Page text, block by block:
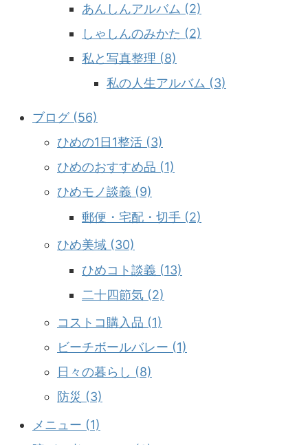
あんしんアルバム (2)
しゃしんのみかた (2)
私と写真整理 (8)
私の人生アルバム (3)
ブログ (56)
ひめの1日1整活 (3)
ひめのおすすめ品 (1)
ひめモノ談義 (9)
郵便・宅配・切手 (2)
ひめ美域 (30)
ひめコト談義 (13)
二十四節気 (2)
コストコ購入品 (1)
ビーチボールバレー (1)
日々の暮らし (8)
防災 (3)
メニュー (1)